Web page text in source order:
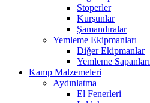
Stoperler
Kurşunlar
Şamandıralar
Yemleme Ekipmanları
Diğer Ekipmanlar
Yemleme Sapanları
Kamp Malzemeleri
Aydınlatma
El Fenerleri